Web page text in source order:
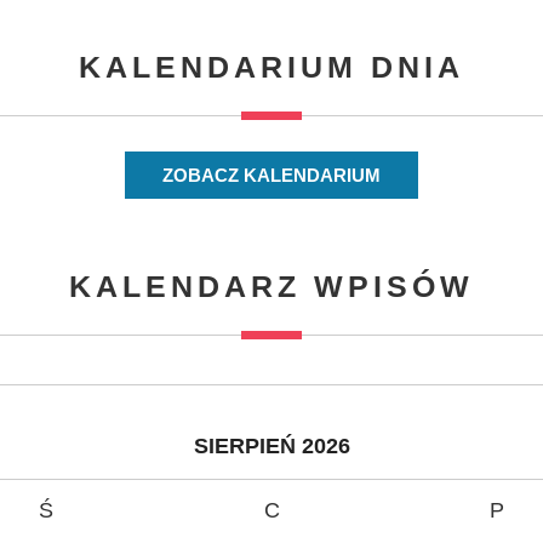
KALENDARIUM DNIA
ZOBACZ KALENDARIUM
KALENDARZ WPISÓW
SIERPIEŃ 2026
Ś C P